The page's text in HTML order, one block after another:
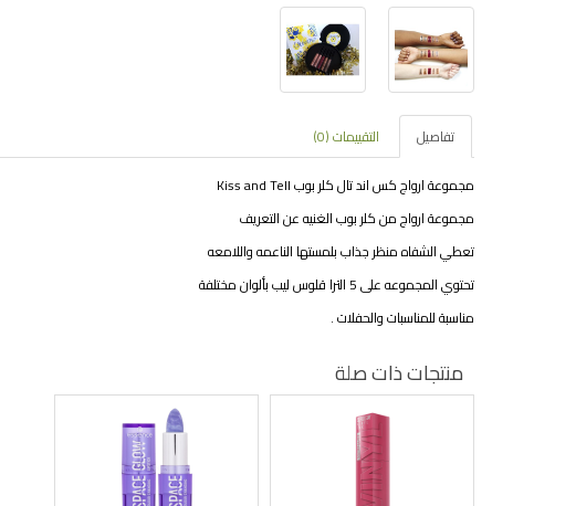
تفاصيل
التقييمات (0)
مجموعة ارواج كس اند تال كلر بوب Kiss and Tell
مجموعة ارواج من كلر بوب الغنيه عن التعريف
تعطي الشفاه منظر جذاب بلمستها الناعمه واللامعه
تحتوي المجموعه على 5 الترا قلوس ليب بألوان مختلفة
مناسبة للمناسبات والحفلات .
منتجات ذات صلة